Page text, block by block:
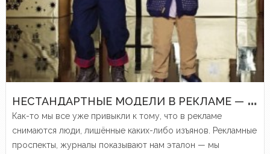
Н
ЕСТАНДАРТНЫЕ МОДЕЛИ В РЕКЛАМЕ — БЛАГО ИЛИ РЕГРЕСС?
Как-то мы все уже привыкли к тому, что в рекламе
снимаются люди, лишённые каких-либо изъянов. Рекламные
проспекты, журналы показывают нам эталон — мы